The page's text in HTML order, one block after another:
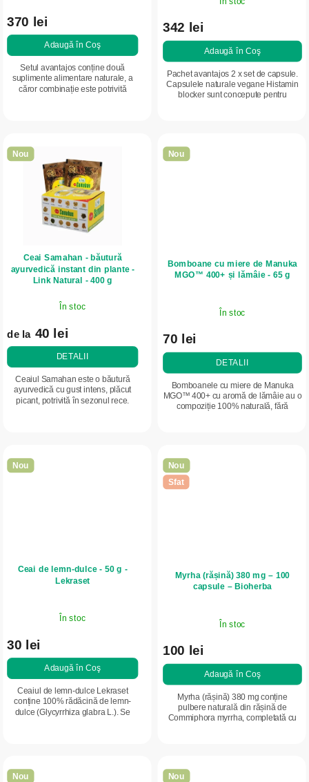
l
u
i
e
370 lei
Adaugă în Coş
Setul avantajos conține două
suplimente alimentare naturale, a
căror combinație este potrivită
342 lei
Adaugă în Coş
Pachet avantajos 2 x set de capsule.
Capsulele naturale vegane Histamin
blocker sunt concepute pentru
Nou
Ceai Samahan - băutură
ayurvedică instant din plante -
Link Natural - 400 g
În stoc
de la 40 lei
DETALII
Ceaiul Samahan este o băutură
ayurvedică cu gust intens, plăcut
picant, potrivită în sezonul rece.
Nou
Bomboane cu miere de Manuka
MGO™ 400+ și lămâie - 65 g
În stoc
70 lei
DETALII
Bomboanele cu miere de Manuka
MGO™ 400+ cu aromă de lămâie au o
compoziție 100% naturală, fără
Nou
Ceai de lemn-dulce - 50 g -
Lekraset
În stoc
30 lei
Adaugă în Coş
Ceaiul de lemn-dulce Lekraset
conține 100% rădăcină de lemn-
dulce (Glycyrrhiza glabra L.). Se
Nou
Sfat
Myrha (rășină) 380 mg – 100
capsule – Bioherba
În stoc
100 lei
Adaugă în Coş
Myrha (rășină) 380 mg conține
pulbere naturală din rășină de
Commiphora myrrha, completată cu
Nou Nou